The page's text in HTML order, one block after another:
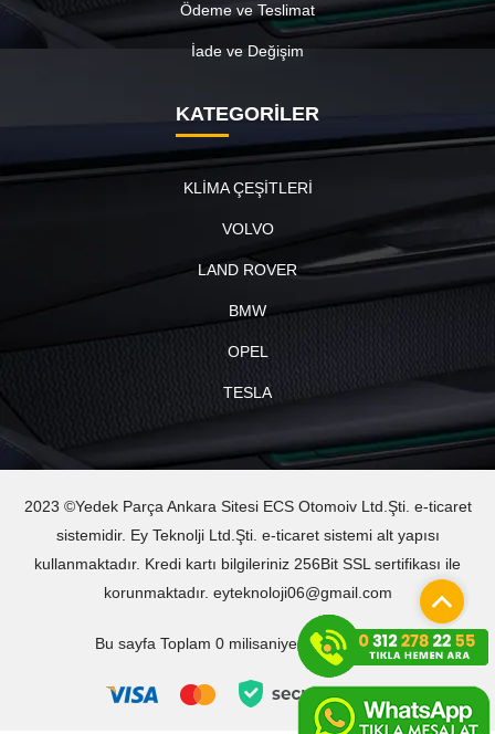
Ödeme ve Teslimat
İade ve Değişim
KATEGORİLER
KLİMA ÇEŞİTLERİ
VOLVO
LAND ROVER
BMW
OPEL
TESLA
2023 ©Yedek Parça Ankara Sitesi ECS Otomoiv Ltd.Şti. e-ticaret
sistemidir. Ey Teknolji Ltd.Şti. e-ticaret sistemi alt yapısı
kullanmaktadır. Kredi kartı bilgileriniz 256Bit SSL sertifikası ile
korunmaktadır. eyteknoloji06@gmail.com
Bu sayfa Toplam 0 milisaniyede oluşturuldu.